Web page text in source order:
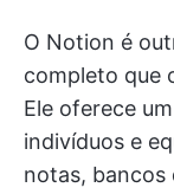
O Notion é
completo que
Ele oferece
indivíduos e
notas, bancos